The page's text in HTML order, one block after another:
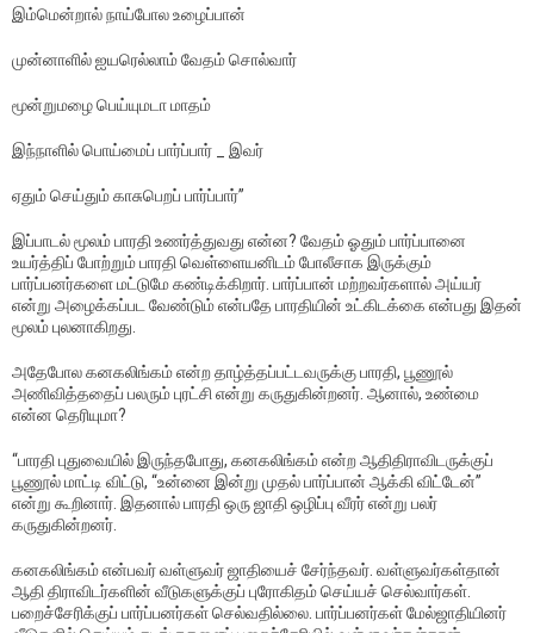
இம்மென்றால் நாய்போல உழைப்பான்
முன்னாளில் ஐயரெல்லாம் வேதம் சொல்வார்
மூன்றுமழை பெய்யுமடா மாதம்
இந்நாளில் பொய்மைப் பார்ப்பார் _ இவர்
ஏதும் செய்தும் காசுபெறப் பார்ப்பார்’’
இப்பாடல் மூலம் பாரதி உணர்த்துவது என்ன? வேதம் ஓதும் பார்ப்பானை
உயர்த்திப் போற்றும் பாரதி வெள்ளையனிடம் போலீசாக இருக்கும்
பார்ப்பனர்களை மட்டுமே கண்டிக்கிறார். பார்ப்பான் மற்றவர்களால் அய்யர்
என்று அழைக்கப்பட வேண்டும் என்பதே பாரதியின் உட்கிடக்கை என்பது இதன்
மூலம் புலனாகிறது.
அதேபோல கனகலிங்கம் என்ற தாழ்த்தப்பட்டவருக்கு பாரதி, பூணூல்
அணிவித்ததைப் பலரும் புரட்சி என்று கருதுகின்றனர். ஆனால், உண்மை
என்ன தெரியுமா?
“பாரதி புதுவையில் இருந்தபோது, கனகலிங்கம் என்ற ஆதிதிராவிடருக்குப்
பூணூல் மாட்டி விட்டு, “உன்னை இன்று முதல் பார்ப்பான் ஆக்கி விட்டேன்’’
என்று கூறினார். இதனால் பாரதி ஒரு ஜாதி ஒழிப்பு வீரர் என்று பலர்
கருதுகின்றனர்.
கனகலிங்கம் என்பவர் வள்ளுவர் ஜாதியைச் சேர்ந்தவர். வள்ளுவர்கள்தான்
ஆதி திராவிடர்களின் வீடுகளுக்குப் புரோகிதம் செய்யச் செல்வார்கள்.
பறைச்சேரிக்குப் பார்ப்பனர்கள் செல்வதில்லை. பார்ப்பனர்கள் மேல்ஜாதியினர்